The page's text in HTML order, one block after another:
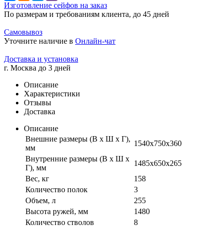
Изготовление сейфов на заказ
По размерам и требованиям клиента, до 45 дней
Самовывоз
Уточните наличие в Онлайн-чат
Доставка и установка
г. Москва до 3 дней
Описание
Характеристики
Отзывы
Доставка
Описание
Внешние размеры (В х Ш х Г),
мм
1540x750x360
Внутренние размеры (В х Ш х
Г), мм
1485x650x265
Вес, кг
158
Количество полок
3
Объем, л
255
Высота ружей, мм
1480
Количество стволов
8